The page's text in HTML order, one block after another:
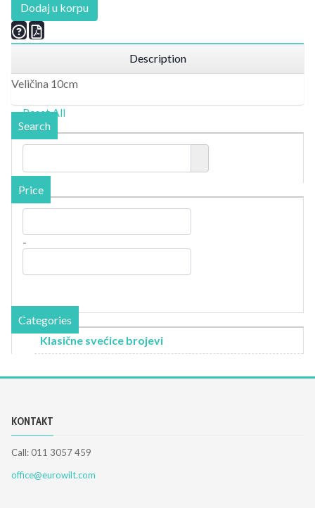
Dodaj u korpu
Description
Veličina 10cm
Reset All
Search
Price
-
Categories
Klasične svećice brojevi
KONTAKT
Call: 011 3057 459
office@eurowilt.com